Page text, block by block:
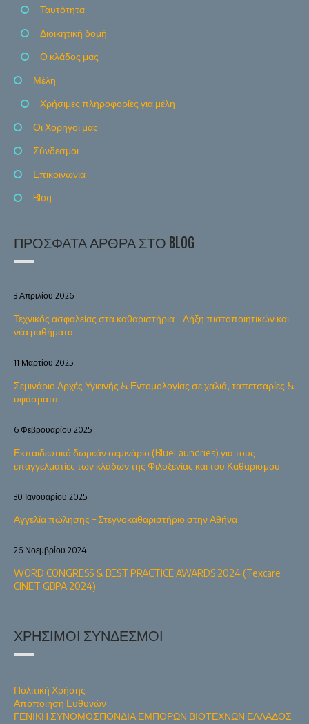
Ταυτότητα
Διοικητική δομή
Ο κλάδος μας
Μέλη
Χρήσιμες πληροφορίες για μέλη
Οι Χορηγοί μας
Σύνδεσμοι
Επικοινωνία
Blog
ΠΡΌΣΦΑΤΑ ΆΡΘΡΑ ΣΤΟ BLOG
Τεχνικός ασφαλείας στα καθαριστήρια – Λήξη πιστοποιητικών και
νέα μαθήματα
3 Απριλίου 2026
Σεμινάριο Αρχές Υγιεινής & Εντομολογίας σε χαλιά, ταπετσαρίες &
υφάσματα
11 Μαρτίου 2025
Εκπαιδευτικό δωρεάν σεμινάριο (BlueLaundries) για τους
επαγγελματίες των κλάδων της Φιλοξενίας και του Καθαρισμού
6 Φεβρουαρίου 2025
Αγγελία πώλησης – Στεγνοκαθαριστήριο στην Αθήνα
30 Ιανουαρίου 2025
WORD CONGRESS & BEST PRACTICE AWARDS 2024 (Texcare
CINET GBPA 2024)
26 Νοεμβρίου 2024
ΧΡΉΣΙΜΟΙ ΣΎΝΔΕΣΜΟΙ
Πολιτική Χρήσης
Αποποίηση Ευθυνών
ΓΕΝΙΚΗ ΣΥΝΟΜΟΣΠΟΝΔΙΑ ΕΜΠΟΡΩΝ ΒΙΟΤΕΧΝΩΝ ΕΛΛΑΔΟΣ